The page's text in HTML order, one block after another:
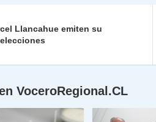
dI
n
Li
k
Llancahue emiten su
VoceroRegional.CL